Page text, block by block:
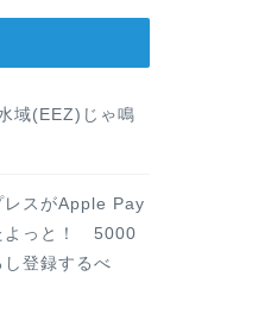
域(EEZ)じゃ鳴
レスがApple Pay
よっと！ 5000
登録するべ